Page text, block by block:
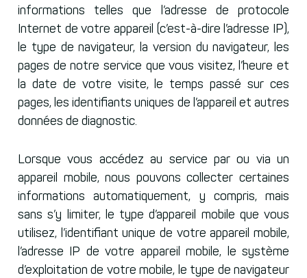
informations telles que l’adresse de protocole
Internet de votre appareil (c’est-à-dire l’adresse IP),
le type de navigateur, la version du navigateur, les
pages de notre service que vous visitez, l’heure et
la date de votre visite, le temps passé sur ces
pages, les identifiants uniques de l’appareil et autres
données de diagnostic.
Lorsque vous accédez au service par ou via un
appareil mobile, nous pouvons collecter certaines
informations automatiquement, y compris, mais
sans s’y limiter, le type d’appareil mobile que vous
utilisez, l’identifiant unique de votre appareil mobile,
l’adresse IP de votre appareil mobile, le système
d’exploitation de votre mobile, le type de navigateur